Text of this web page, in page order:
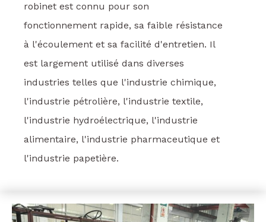
robinet est connu pour son
fonctionnement rapide, sa faible résistance
à l'écoulement et sa facilité d'entretien. Il
est largement utilisé dans diverses
industries telles que l'industrie chimique,
l'industrie pétrolière, l'industrie textile,
l'industrie hydroélectrique, l'industrie
alimentaire, l'industrie pharmaceutique et
l'industrie papetière.